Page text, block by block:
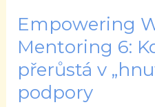
Empowering
Mentoring 6:
přerůstá v
podpory
Empowering
Women
Mentoring
6:
Kde